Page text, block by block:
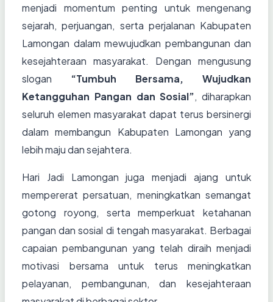
menjadi momentum penting untuk mengenang
sejarah, perjuangan, serta perjalanan Kabupaten
Lamongan dalam mewujudkan pembangunan dan
kesejahteraan masyarakat. Dengan mengusung
slogan “Tumbuh Bersama, Wujudkan
Ketangguhan Pangan dan Sosial”, diharapkan
seluruh elemen masyarakat dapat terus bersinergi
dalam membangun Kabupaten Lamongan yang
lebih maju dan sejahtera.
Hari Jadi Lamongan juga menjadi ajang untuk
mempererat persatuan, meningkatkan semangat
gotong royong, serta memperkuat ketahanan
pangan dan sosial di tengah masyarakat. Berbagai
capaian pembangunan yang telah diraih menjadi
motivasi bersama untuk terus meningkatkan
pelayanan, pembangunan, dan kesejahteraan